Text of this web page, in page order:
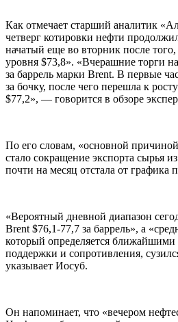
Как отмечает старший аналитик
четверг котировки нефти
начатый еще во вторник после
уровня $73,8». «Вчерашние торги
за баррель марки Brent. В первые
за бочку, после чего перешла к
$77,2», — говорится в обзоре
По его словам, «основной
стало сокращение экспорта сырья
почти на месяц отстала от графика
«Вероятный дневной диапазон
Brent $76,1-77,7 за баррель», а
который определяется
поддержки и сопротивления,
указывает Иосуб.
Он напоминает, что «вечером